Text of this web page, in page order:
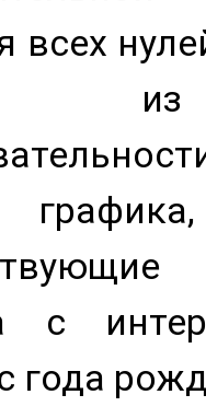
всех
из
с
года